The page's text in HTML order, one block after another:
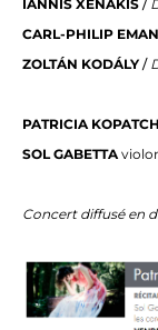
IANNIS XENAKIS /
CARL-PHILIP
ZOLTÁN KODÁLY /
PATRICIA
SOL GABETTA
Concert diffusé en